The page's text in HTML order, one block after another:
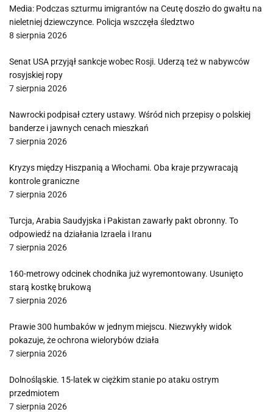
Media: Podczas szturmu imigrantów na Ceutę doszło do gwałtu na
nieletniej dziewczynce. Policja wszczęła śledztwo
8 sierpnia 2026
Senat USA przyjął sankcje wobec Rosji. Uderzą też w nabywców
rosyjskiej ropy
7 sierpnia 2026
Nawrocki podpisał cztery ustawy. Wśród nich przepisy o polskiej
banderze i jawnych cenach mieszkań
7 sierpnia 2026
Kryzys między Hiszpanią a Włochami. Oba kraje przywracają
kontrole graniczne
7 sierpnia 2026
Turcja, Arabia Saudyjska i Pakistan zawarły pakt obronny. To
odpowiedź na działania Izraela i Iranu
7 sierpnia 2026
160-metrowy odcinek chodnika już wyremontowany. Usunięto
starą kostkę brukową
7 sierpnia 2026
Prawie 300 humbaków w jednym miejscu. Niezwykły widok
pokazuje, że ochrona wielorybów działa
7 sierpnia 2026
Dolnośląskie. 15-latek w ciężkim stanie po ataku ostrym
przedmiotem
7 sierpnia 2026